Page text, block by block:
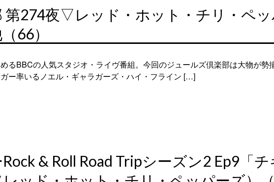
第274夜▽レッド・ホット・チリ・ペ
66）
るBBCの人気スタジオ・ライヴ番組。今回のジュールズ倶楽部は大物が
ー率いるノエル・ギャラガーズ・ハイ・フライン […]
& Roll Road Tripシーズン2 Ep9「